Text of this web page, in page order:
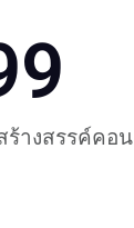
ร้างสรรค์คอน